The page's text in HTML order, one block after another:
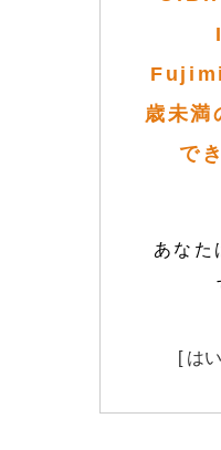
歳未満
で
あなた
[ は